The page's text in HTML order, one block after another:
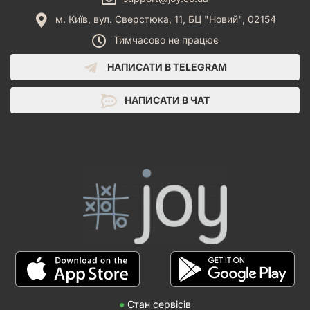
м. Київ, вул. Сверстюка, 11, БЦ "Новий", 02154
Тимчасово не працює
НАПИСАТИ В TELEGRAM
НАПИСАТИ В ЧАТ
● Стан сервісів